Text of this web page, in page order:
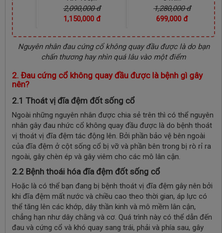
1,280,000 đ
699,000 đ
3,590,000 đ
1,450,000 đ
Nguyên nhân đau cứng cổ không quay đầu được là do bạn
chấn thương hay nhìn quá lâu vào một điểm
2. Đau cứng cổ không quay đầu được là bệnh gì gây
nên?
2.1 Thoát vị đĩa đệm đốt sống cổ
Ngoài những nguyên nhân được chia sẻ trên thì có thể nguyên
nhân gây đau nhức cổ không quay đầu được là do bệnh thoát
vị thoát vị đĩa đệm tác động lên. Bởi phần bảo vệ bên ngoài
của đĩa đệm ở cột sống cổ bị vỡ và phần bên trong bị rò rỉ ra
ngoài, gây chèn ép và gây viêm cho các mô lân cận.
2.2 Bệnh thoái hóa đĩa đệm đốt sống cổ
Hoặc là có thể bạn đang bị bệnh thoát vị đĩa đệm gây nên bởi
khi đĩa đệm mất nước và chiều cao theo thời gian, áp lực có
thể tăng lên các khớp, dây thần kinh và mô mềm lân cận,
chẳng hạn như dây chằng và cơ. Quá trình này có thể dẫn đến
đau và cứng cổ và khó quay sang trái, phải và phía sau, gây